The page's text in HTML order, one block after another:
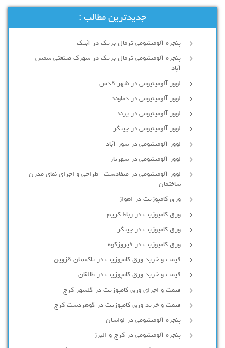
جدیدترین مطالب :
پنجره آلومینیومی ترمال بریک در آبیک
پنجره آلومینیومی ترمال بریک در شهرک صنعتی شمس
آباد
لوور آلومینیومی در شهر قدس
لوور آلومینیومی در دماوند
لوور آلومینیومی در پرند
لوور آلومینیومی در چیتگر
لوور آلومینیومی در شور آباد
لوور آلومينيومي در شهريار
لوور آلومینیومی در صفادشت | طراحی و اجرای نمای مدرن
ساختمان
ورق کامپوزیت در اهواز
ورق کامپوزیت در رباط کریم
ورق کامپوزیت در چیتگر
ورق کامپوزیت در فیروزکوه
قیمت و خرید ورق کامپوزیت در تاکستان قزوین
قیمت و خرید ورق کامپوزیت در طالقان
قیمت و اجرای ورق کامپوزیت در گلشهر کرج
قیمت و خرید ورق کامپوزیت در گوهردشت کرج
پنجره آلومینیومی در لواسان
پنجره آلومینیومی در کرج و البرز